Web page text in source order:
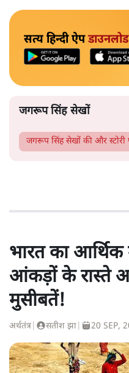
सत्य हिन्दी ऐपडाउनलोड
जगरूप सिंह सेखों
जगरूप सिंह सेखों की और स्टोरी
भारत का
आंकड़ों के रास्ते आ
मुसीबतें!
अर्थतंत्र सतीश झा 20 SEP,